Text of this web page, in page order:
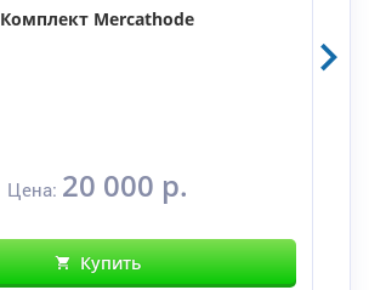
Комплект Mercathode
Цена: 20 000 р.
Купить